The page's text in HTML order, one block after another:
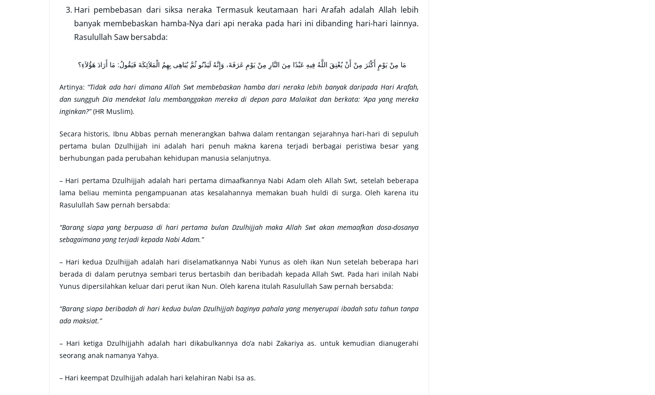
Hari pembebasan dari siksa neraka Termasuk keutamaan hari Arafah adalah Allah lebih
banyak membebaskan hamba-Nya dari api neraka pada hari ini dibanding hari-hari lainnya.
Rasulullah Saw bersabda:
مَا مِنْ يَوْمٍ أَكْثَرَ مِنْ أَنْ يُعْتِقَ اللَّهُ فِيهِ عَبْدًا مِنَ النَّارِ مِنْ يَوْمِ عَرَفَةَ، وَإِنَّهُ لَيَدْنُو ثُمَّ يُبَاهِى بِهِمُ الْمَلاَئِكَةَ فَيَقُولُ: مَا أَرَادَ هَؤُلاَءِ؟
Artinya: “Tidak ada hari dimana Allah Swt membebaskan hamba dari neraka lebih banyak daripada Hari Arafah,
dan sungguh Dia mendekat lalu membanggakan mereka di depan para Malaikat dan berkata: ‘Apa yang mereka
inginkan?”(HR Muslim).
Secara historis, Ibnu Abbas pernah menerangkan bahwa dalam rentangan sejarahnya hari-hari di sepuluh
pertama bulan Dzulhijjah ini adalah hari penuh makna karena terjadi berbagai peristiwa besar yang
berhubungan pada perubahan kehidupan manusia selanjutnya.
– Hari pertama Dzulhijjah adalah hari pertama dimaafkannya Nabi Adam oleh Allah Swt, setelah beberapa
lama beliau meminta pengampuanan atas kesalahannya memakan buah huldi di surga. Oleh karena itu
Rasulullah Saw pernah bersabda:
“Barang siapa yang berpuasa di hari pertama bulan Dzulhijjah maka Allah Swt akan memaafkan dosa-dosanya
sebagaimana yang terjadi kepada Nabi Adam.”
– Hari kedua Dzulhijjah adalah hari diselamatkannya Nabi Yunus as oleh ikan Nun setelah beberapa hari
berada di dalam perutnya sembari terus bertasbih dan beribadah kepada Allah Swt. Pada hari inilah Nabi
Yunus dipersilahkan keluar dari perut ikan Nun. Oleh karena itulah Rasulullah Saw pernah bersabda:
“Barang siapa beribadah di hari kedua bulan Dzulhijjah baginya pahala yang menyerupai ibadah satu tahun tanpa
ada maksiat.”
– Hari ketiga Dzulhijjahh adalah hari dikabulkannya do’a nabi Zakariya as. untuk kemudian dianugerahi
seorang anak namanya Yahya.
– Hari keempat Dzulhijjah adalah hari kelahiran Nabi Isa as.